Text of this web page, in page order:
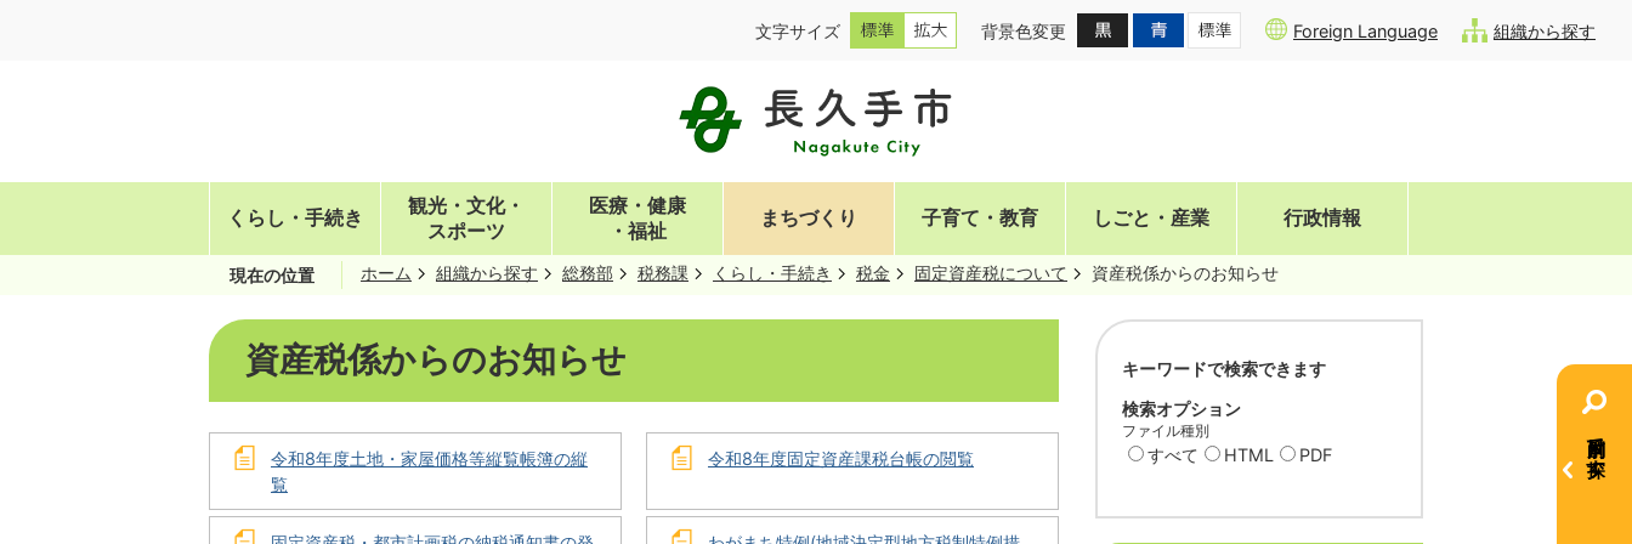
文字サイズ 背景色変更 Foreign Language 組織から探す
くらし・手続き
観光・文化・
スポーツ
医療・健康
・福祉
まちづくり 子育て・教育 しごと・産業 行政情報
目的別で探す
現在の位置 ホーム 組織から探す 総務部 税務課 くらし・手続き 税金 固定資産税について 資産税係からのお知らせ
資産税係からのお知らせ
令和8年度土地・家屋価格等縦覧帳簿の縦
覧
令和8年度固定資産課税台帳の閲覧
キーワードで検索できます
検索オプション
ファイル種別
すべて HTML PDF